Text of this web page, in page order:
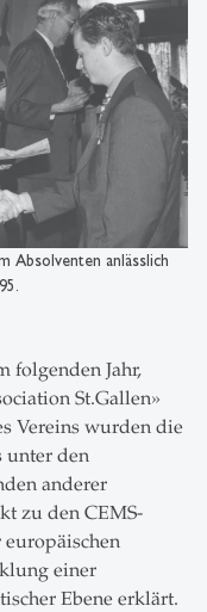
Absolventen anlässlich
folgenden Jahr,
St.Gallen»
Vereins wurden die
unter den
anderer
zu den CEMS-
einer
Ebene erklärt.